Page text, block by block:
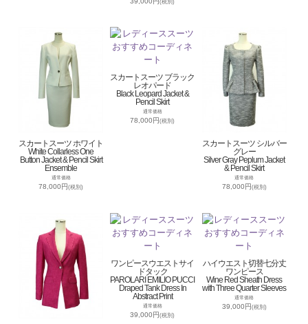
(税別)
スカートスーツ ホワイト
White Collarless One
Button Jacket & Pencil Skirt
Ensemble
通常価格
78,000円(税別)
スカートスーツ ブラック
レオパード
Black Leopard Jacket &
Pencil Skirt
通常価格
78,000円(税別)
スカートスーツ シルバー
グレー
Silver Gray Peplum Jacket
& Pencil Skirt
通常価格
78,000円(税別)
ワンピースウエストサイ
ドタック
PAROLARI EMILIO PUCCI
Draped Tank Dress In
Abstract Print
通常価格
39,000円(税別)
ハイウエスト切替七分丈
ワンピース
Wine Red Sheath Dress
with Three Quarter Sleeves
通常価格
39,000円(税別)